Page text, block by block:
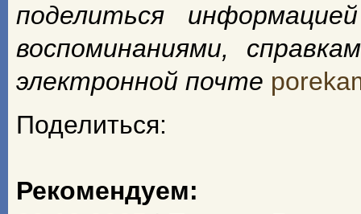
поделиться
информацией
воспоминаниями,
электронной почте
Поделиться:
Рекомендуем: